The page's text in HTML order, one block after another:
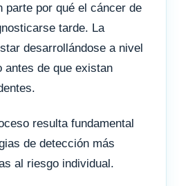
parte por qué el cáncer de
tarde. La
desarrollándose a nivel
antes de que existan
resulta fundamental
de detección más
al riesgo individual.